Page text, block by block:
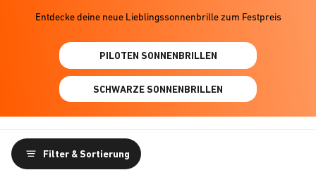
Entdecke deine neue Lieblingssonnenbrille zum Festpreis
PILOTEN SONNENBRILLEN
SCHWARZE SONNENBRILLEN
Filter & Sortierung